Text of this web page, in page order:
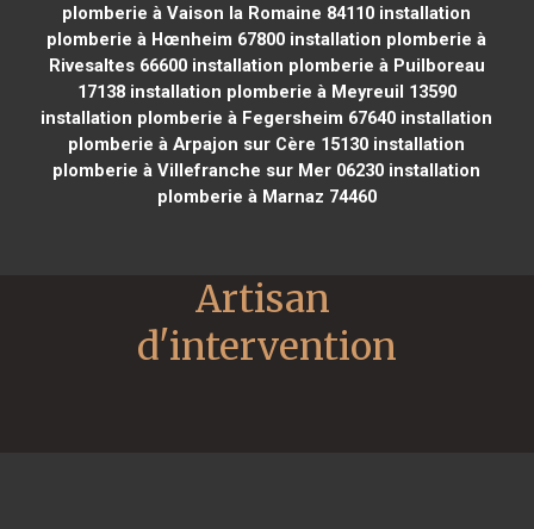
plomberie à Vaison la Romaine 84110 installation
plomberie à Hœnheim 67800 installation plomberie à
Rivesaltes 66600installation plomberie à Puilboreau
17138installation plomberie à Meyreuil 13590
installation plomberie à Fegersheim 67640 installation
plomberie à Arpajon sur Cère 15130 installation
plomberie à Villefranche sur Mer 06230 installation
plomberie à Marnaz 74460
Artisan
d'intervention